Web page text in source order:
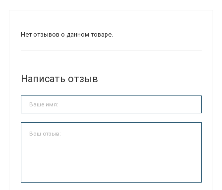
Нет отзывов о данном товаре.
Написать отзыв